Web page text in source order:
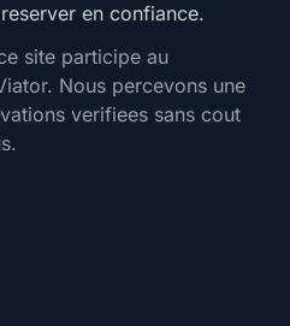
en confiance.
site participe au
Nous percevons une
verifiees sans cout